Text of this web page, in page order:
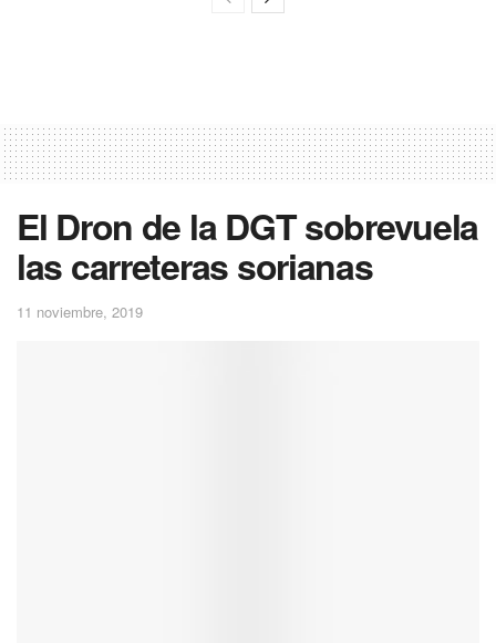
El Dron de la DGT sobrevuela
las carreteras sorianas
11 noviembre, 2019